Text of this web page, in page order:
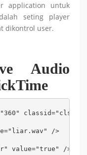
application untuk
seting player
dikontrol user.
Audio
/>
value="true" />